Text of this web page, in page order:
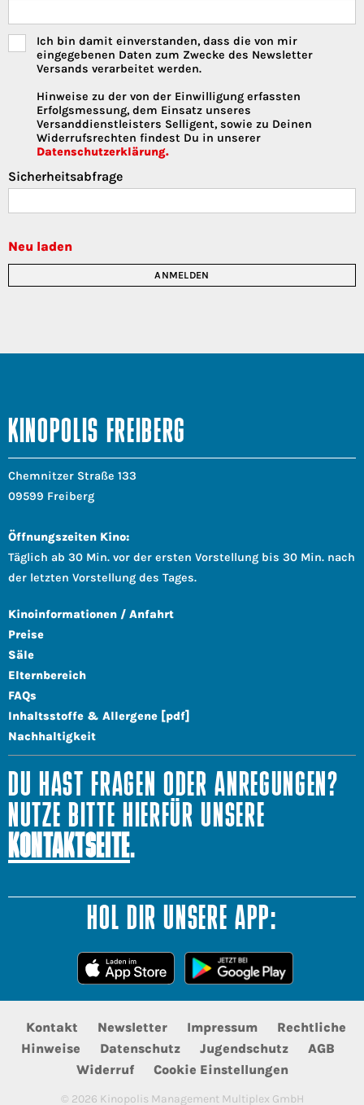
Ich bin damit einverstanden, dass die von mir
eingegebenen Daten zum Zwecke des Newsletter
Versands verarbeitet werden.
Hinweise zu der von der Einwilligung erfassten
Erfolgsmessung, dem Einsatz unseres
Versanddienstleisters Selligent, sowie zu Deinen
Widerrufsrechten findest Du in unserer
Datenschutzerklärung.
Sicherheitsabfrage
Neu laden
KINOPOLIS FREIBERG
Chemnitzer Straße 133
09599 Freiberg
Öffnungszeiten Kino:
Täglich ab 30 Min. vor der ersten Vorstellung bis 30 Min. nach
der letzten Vorstellung des Tages.
Kinoinformationen / Anfahrt
Preise
Säle
Elternbereich
FAQs
Inhaltsstoffe & Allergene [pdf]
Nachhaltigkeit
DU HAST FRAGEN ODER ANREGUNGEN?
NUTZE BITTE HIERFÜR UNSERE
KONTAKTSEITE.
HOL DIR UNSERE APP:
Kontakt Newsletter Impressum
Rechtliche
Hinweise
Datenschutz Jugendschutz
AGB
Widerruf
Cookie Einstellungen
© 2026 Kinopolis Management Multiplex GmbH